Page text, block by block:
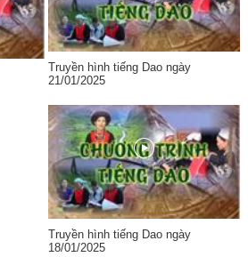
Truyền hình tiếng Dao ngày
21/01/2025
Truyền hình tiếng Dao ngày
18/01/2025